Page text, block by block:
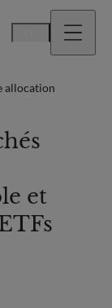
allocation
et